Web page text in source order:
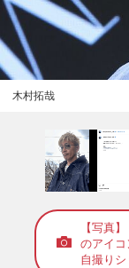
木村拓哉
【写真
のアイ
自撮りシ